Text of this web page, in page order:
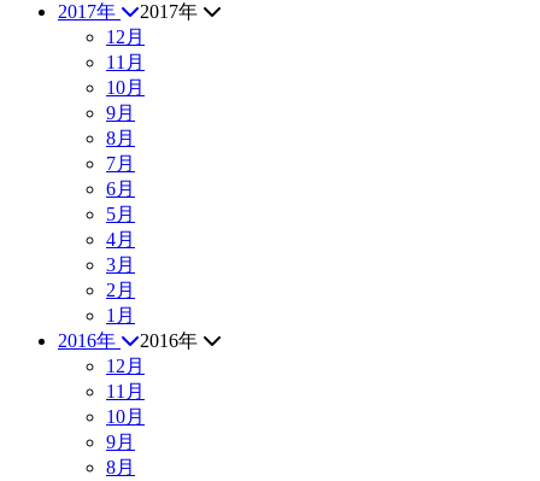
2017年
2017年
12月
11月
10月
9月
8月
7月
6月
5月
4月
3月
2月
1月
2016年
2016年
12月
11月
10月
9月
8月